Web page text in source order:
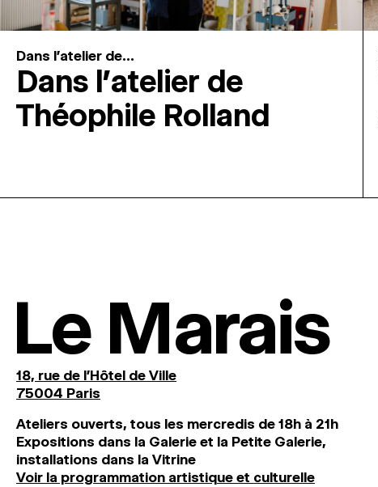
Dans l'atelier de...
Dans l’atelier de
Théophile Rolland
Le Marais
18, rue de l'Hôtel de Ville
75004 Paris
Ateliers ouverts, tous les mercredis de 18h à 21h
Expositions dans la Galerie et la Petite Galerie,
installations dans la Vitrine
Voir la programmation artistique et culturelle